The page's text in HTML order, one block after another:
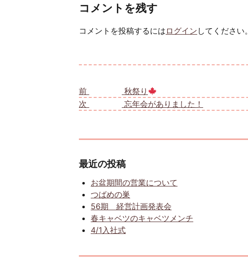
コメントを残す
コメントを投稿するには ログイン してください。
前
秋祭り
次
忘年会がありました！
最近の投稿
お盆期間の営業について
つばめの巣
56期 経営計画発表会
春キャベツのキャベツメンチ
4/1入社式